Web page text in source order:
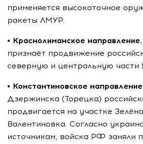
применяется высокоточное
ракеты ЛМУР.
▪️ Краснолиманское направление.
признаёт продвижение
северную и центральную части
▪️ Константиновское
Дзержинска (Торецка)
продвигается на участке
Валентиновка. Согласно
источникам, войска РФ заняли